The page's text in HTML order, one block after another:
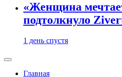
«Женщина
подтолкнуло
1 день спустя
Главная